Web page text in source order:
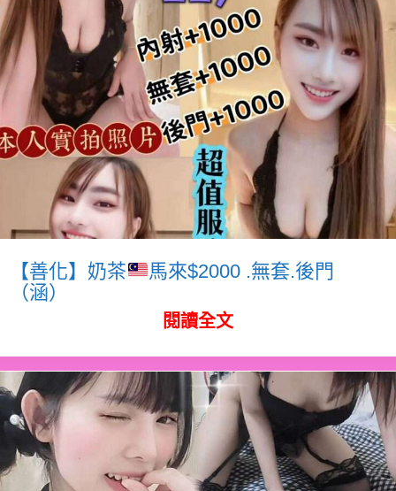
【善化】奶茶
馬來$2000 .無套.後門
（涵）
閱讀全文